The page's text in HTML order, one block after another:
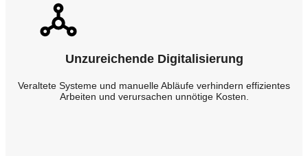
Unzureichende Digitalisierung
Veraltete Systeme und manuelle Abläufe verhindern effizientes
Arbeiten und verursachen unnötige Kosten.